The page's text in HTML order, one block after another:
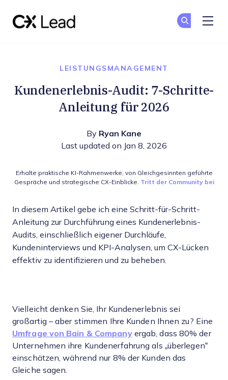
LEISTUNGSMANAGEMENT
Kundenerlebnis-Audit: 7-Schritte-
Anleitung für 2026
By Ryan Kane
Last updated on Jan 8, 2026
Erhalte praktische KI-Rahmenwerke, von Gleichgesinnten geführte
Gespräche und strategische CX-Einblicke. Tritt der Community bei
In diesem Artikel gebe ich eine Schritt-für-Schritt-
Anleitung zur Durchführung eines Kundenerlebnis-
Audits, einschließlich eigener Durchläufe,
Kundeninterviews und KPI-Analysen, um CX-Lücken
effektiv zu identifizieren und zu beheben.
Vielleicht denken Sie, Ihr Kundenerlebnis sei
großartig – aber stimmen Ihre Kunden Ihnen zu? Eine
Umfrage von Bain & Companyergab, dass 80% der
Unternehmen ihre Kundenerfahrung als „überlegen“
einschätzen, während nur 8% der Kunden das
Gleiche sagen.